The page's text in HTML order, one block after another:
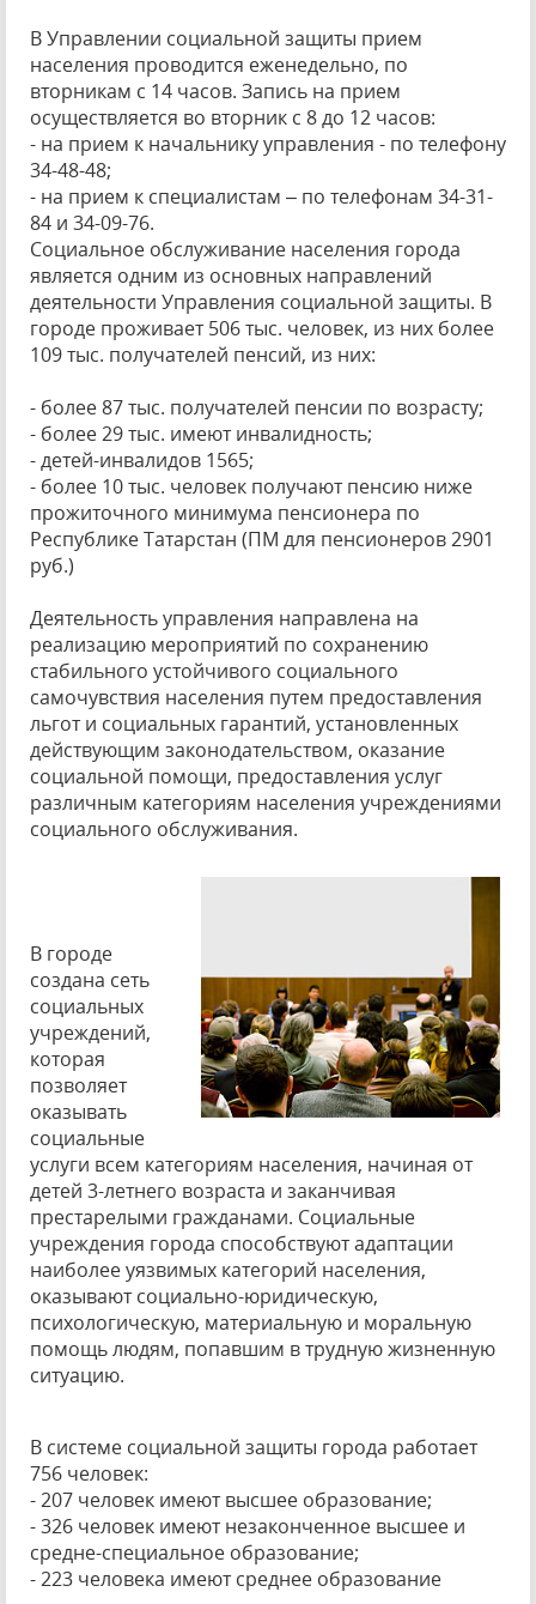
В Управлении социальной защиты прием
населения проводится еженедельно, по
вторникам с 14 часов. Запись на прием
осуществляется во вторник с 8 до 12 часов:
- на прием к начальнику управления - по телефону
34-48-48;
- на прием к специалистам – по телефонам 34-31-
84 и 34-09-76.
Социальное обслуживание населения города
является одним из основных направлений
деятельности Управления социальной защиты. В
городе проживает 506 тыс. человек, из них более
109 тыс. получателей пенсий, из них:
- более 87 тыс. получателей пенсии по возрасту;
- более 29 тыс. имеют инвалидность;
- детей-инвалидов 1565;
- более 10 тыс. человек получают пенсию ниже
прожиточного минимума пенсионера по
Республике Татарстан (ПМ для пенсионеров 2901
руб.)
Деятельность управления направлена на
реализацию мероприятий по сохранению
стабильного устойчивого социального
самочувствия населения путем предоставления
льгот и социальных гарантий, установленных
действующим законодательством, оказание
социальной помощи, предоставления услуг
различным категориям населения учреждениями
социального обслуживания.
В городе
создана сеть
социальных
учреждений,
которая
позволяет
оказывать
социальные
услуги всем категориям населения, начиная от
детей 3-летнего возраста и заканчивая
престарелыми гражданами. Социальные
учреждения города способствуют адаптации
наиболее уязвимых категорий населения,
оказывают социально-юридическую,
психологическую, материальную и моральную
помощь людям, попавшим в трудную жизненную
ситуацию.
В системе социальной защиты города работает
756 человек:
- 207 человек имеют высшее образование;
- 326 человек имеют незаконченное высшее и
средне-специальное образование;
- 223 человека имеют среднее образование